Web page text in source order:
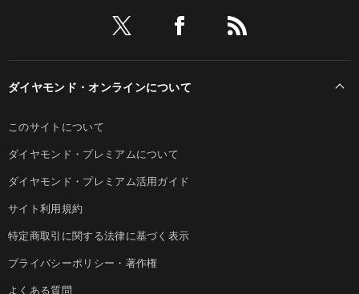
ダイヤモンド・オンラインについて
このサイトについて
ダイヤモンド・プレミアムについて
ダイヤモンド・プレミアム活用ガイド
サイト利用規約
特定商取引に関する法律に基づく表示
プライバシーポリシー・著作権
よくある質問